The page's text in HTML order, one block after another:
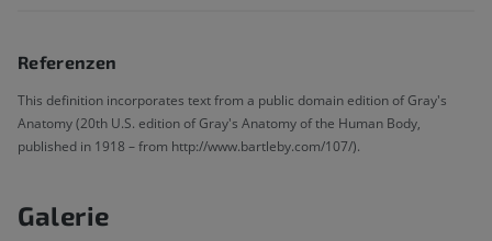
Referenzen
This definition incorporates text from a public domain edition of Gray's
Anatomy (20th U.S. edition of Gray's Anatomy of the Human Body,
published in 1918 – from http://www.bartleby.com/107/).
Galerie